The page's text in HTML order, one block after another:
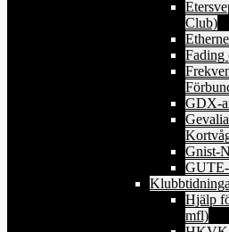
Club)
GDX-
Gnist-
Hjälp
mfl)